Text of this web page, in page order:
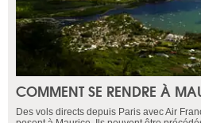
COMMENT SE RENDRE À
Des vols directs depuis Paris avec Air